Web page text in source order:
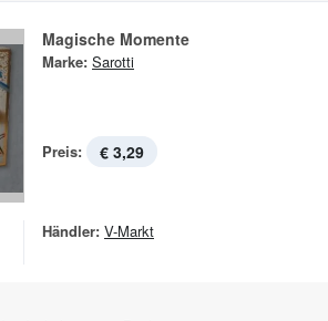
Magische Momente
Marke: Sarotti
Preis: € 3,29
Händler: V-Markt